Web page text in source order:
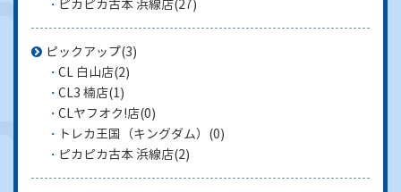
ピカピカ古本 浜線店(27)
ピックアップ(3)
CL 白山店(2)
CL3 楠店(1)
CLヤフオク!店(0)
トレカ王国（キングダム） (0)
ピカピカ古本 浜線店(2)